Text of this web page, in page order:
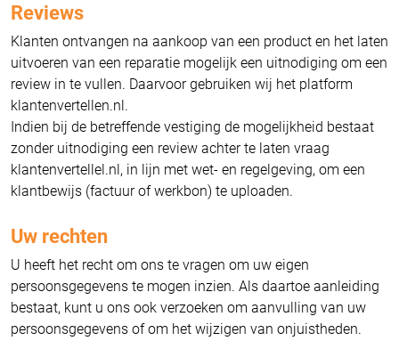
Reviews
Klanten ontvangen na aankoop van een product en het laten
uitvoeren van een reparatie mogelijk een uitnodiging om een
review in te vullen. Daarvoor gebruiken wij het platform
klantenvertellen.nl.
Indien bij de betreffende vestiging de mogelijkheid bestaat
zonder uitnodiging een review achter te laten vraag
klantenvertellel.nl, in lijn met wet- en regelgeving, om een
klantbewijs (factuur of werkbon) te uploaden.
Uw rechten
U heeft het recht om ons te vragen om uw eigen
persoonsgegevens te mogen inzien. Als daartoe aanleiding
bestaat, kunt u ons ook verzoeken om aanvulling van uw
persoonsgegevens of om het wijzigen van onjuistheden.